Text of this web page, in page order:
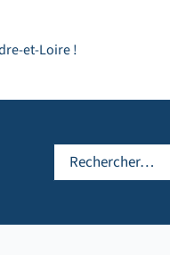
et-Loire !
Rechercher: